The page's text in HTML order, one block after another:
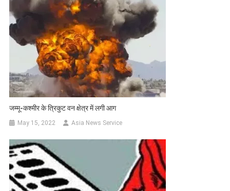
जम्मू-कश्मीर के त्रिकुट वन क्षेत्र में लगी आग
May 15, 2022 Asia News Service